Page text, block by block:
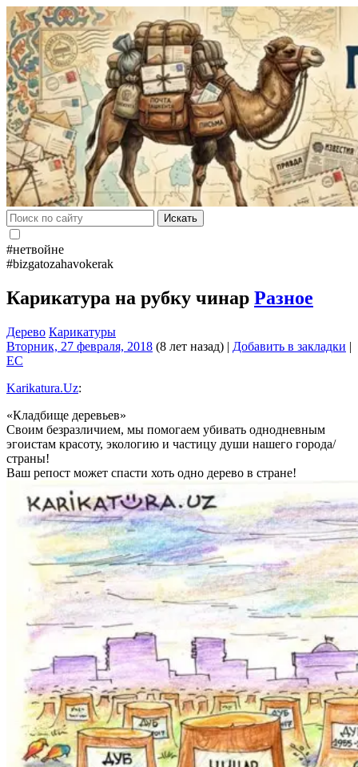
Искать
#нетвойне
#bizgatozahavokerak
Карикатура на рубку чинар Разное
Дерево Карикатуры
Вторник, 27 февраля, 2018 (8 лет назад) | Добавить в закладки |
EC
Karikatura.Uz:
«Кладбище деревьев»
Своим безразличием, мы помогаем убивать однодневным
эгоистам красоту, экологию и частицу души нашего города/
страны!
Ваш репост может спасти хоть одно дерево в стране!